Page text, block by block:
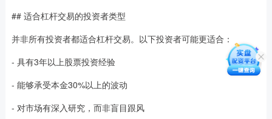
## 适合杠杆交易的投资者类型
并非所有投资者都适合杠杆交易。以下投资者可能更适合：
- 具有3年以上股票投资经验
- 能够承受本金30%以上的波动
- 对市场有深入研究，而非盲目跟风